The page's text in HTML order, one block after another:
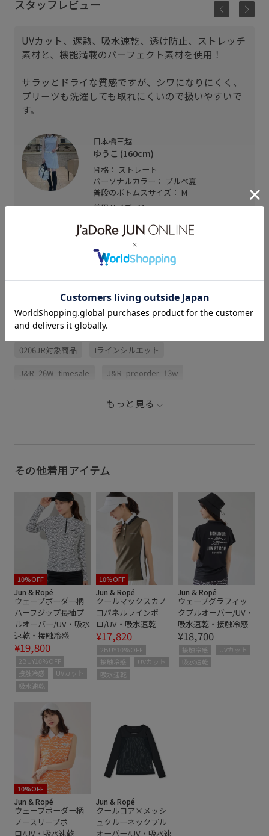
スタッフレビュー
UVカット、遮熱、吸水速乾、透け防止、ストレッチ
素材と、機能満載のパーフェクト素材を使用！
サラッとドライな質感ですが、シワになりにくく、
プリーツも洗濯しても取れにくいので扱いやすいで
す。
日本橋三越
ゆうこ (160cm)
骨格： ストレート
パーソナルカラー： ブルべ夏
普段のボトムスサイズ： M
着用サイズ : M
関連タグ
0206JR対象商品 Iラインシルエット
J&R_26W_timesale J&R_preorder_13w
JUN&ROPE260807対象アイテム
ゴルフ シンプル スカート スタイリッシュ
スッキリ ストレスフリー ストレッチ性
タウンユース デザイン性 ドライ ドライタッチ
パンツ プリーツスカート 伸縮性 切り替え
吸水速乾 夏の機能素材アイテム 大人の女性 幅広
機能素材 美脚 美脚効果 肌離れが良い 華やか
都会的
もっと見る
その他着用アイテム
10%OFF
Jun & Ropé
ウェーブボーダー柄
ハーフジップ長袖プ
ルオーバー/UV・吸水
速乾・接触冷感
¥19,800
2BUY10%OFF
接触冷感
UVカット
吸水速乾
10%OFF
Jun & Ropé
クールマックスカノ
コパネルラインポ
ロ/UV・吸水速乾
¥17,820
2BUY10%OFF
接触冷感
UVカット
吸水速乾
Jun & Ropé
ウェーブグラフィッ
クプルオーバー/UV・
吸水速乾・接触冷感
¥18,700
接触冷感
UVカット
吸水速乾
10%OFF
Jun & Ropé
ウェーブボーダー柄
ノースリーブポ
ロ/UV・吸水速乾
Jun & Ropé
クールコア×メッシ
ュクルーネックプル
オーバー/UV・吸水速